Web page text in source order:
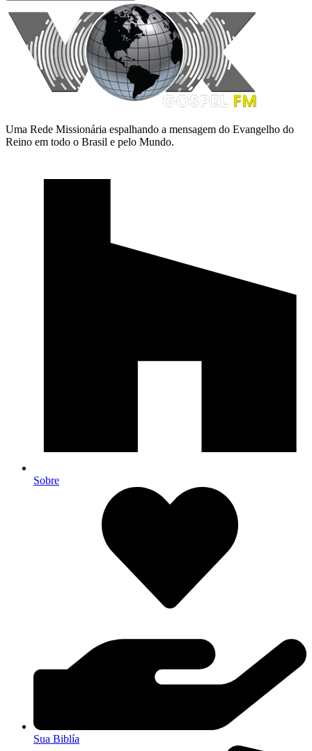
Uma Rede Missionária espalhando a mensagem do Evangelho do
Reino em todo o Brasil e pelo Mundo.
Sobre
Sua Biblía